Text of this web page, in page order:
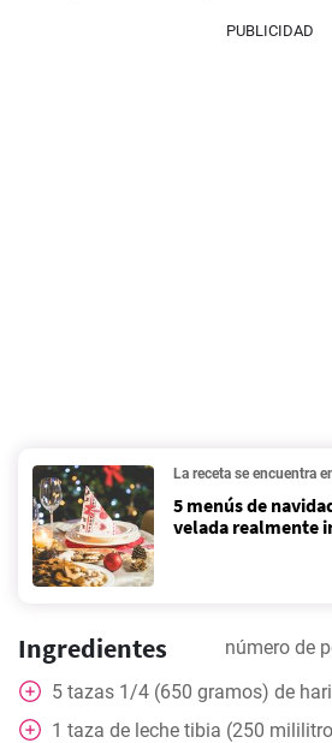
PUBLICIDAD
La receta se encuentra
5 menús de
velada realmente
Ingredientes número de
5 tazas 1/4 (650 gramos) de
1 taza de leche tibia (250